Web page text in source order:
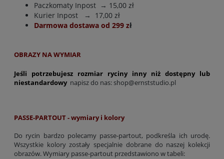
Paczkomaty Inpost → 15,00 zł
Kurier Inpost → 17,00 zł
Darmowa dostawa od 299 zł
OBRAZY NA WYMIAR
Jeśli potrzebujesz rozmiar ryciny inny niż dostępny lub
niestandardowy napisz do nas:shop@ernststudio.pl
PASSE-PARTOUT - wymiary i kolory
Do rycin bardzo polecamy passe-partout, podkreśla ich urodę.
Wszystkie kolory zostały specjalnie dobrane do naszej kolekcji
obrazów. Wymiary passe-partout przedstawiono w tabeli: